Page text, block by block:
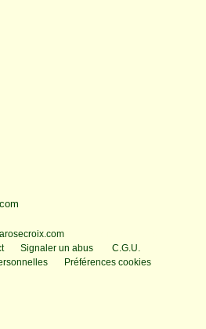
Signaler un abus
C.G.U.
Préférences cookies